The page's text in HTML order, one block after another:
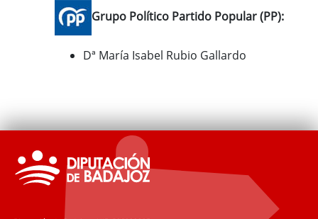
Grupo Político Partido Popular (PP):
Dª María Isabel Rubio Gallardo